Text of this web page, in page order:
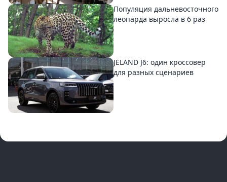
Популяция дальневосточного
леопарда выросла в 6 раз
JELAND J6: один кроссовер
для разных сценариев